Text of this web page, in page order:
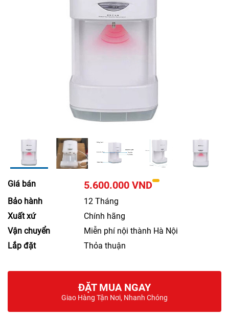
Giá bán 5.600.000 VND
Bảo hành
12 Tháng
Xuất xứ
Chính hãng
Vận chuyển
Miễn phí nội thành Hà Nội
Lắp đặt
Thỏa thuận
ĐẶT MUA NGAY
Giao Hàng Tận Nơi, Nhanh Chóng